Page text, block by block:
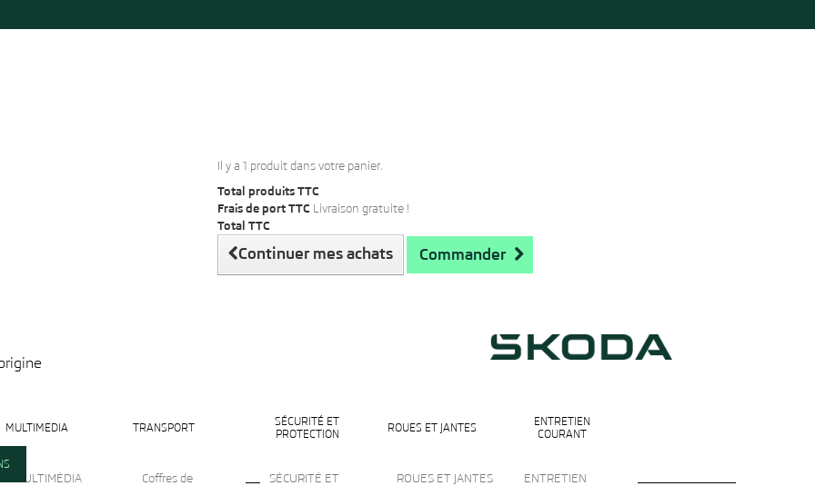
Il y a 1 produit dans votre panier.
Total produits TTC
Frais de port TTC Livraison gratuite !
Total TTC
Continuer mes achats Commander
MULTIMEDIA
MULTIMÉDIA
TRANSPORT
Coffres de
SÉCURITÉ ET
PROTECTION
SÉCURITÉ ET
ROUES ET JANTES
ROUES ET JANTES
ENTRETIEN
COURANT
ENTRETIEN